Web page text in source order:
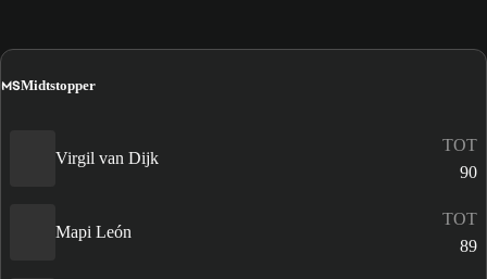
MSMidtstopper
Virgil van Dijk
TOT
90
Mapi León
TOT
89